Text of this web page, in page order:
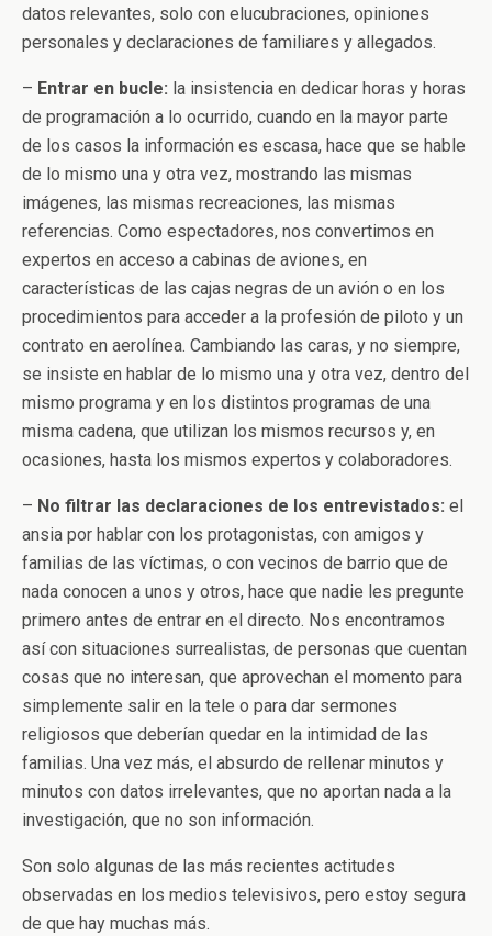
datos relevantes, solo con elucubraciones, opiniones
personales y declaraciones de familiares y allegados.
– Entrar en bucle: la insistencia en dedicar horas y horas
de programación a lo ocurrido, cuando en la mayor parte
de los casos la información es escasa, hace que se hable
de lo mismo una y otra vez, mostrando las mismas
imágenes, las mismas recreaciones, las mismas
referencias. Como espectadores, nos convertimos en
expertos en acceso a cabinas de aviones, en
características de las cajas negras de un avión o en los
procedimientos para acceder a la profesión de piloto y un
contrato en aerolínea. Cambiando las caras, y no siempre,
se insiste en hablar de lo mismo una y otra vez, dentro del
mismo programa y en los distintos programas de una
misma cadena, que utilizan los mismos recursos y, en
ocasiones, hasta los mismos expertos y colaboradores.
– No filtrar las declaraciones de los entrevistados: el
ansia por hablar con los protagonistas, con amigos y
familias de las víctimas, o con vecinos de barrio que de
nada conocen a unos y otros, hace que nadie les pregunte
primero antes de entrar en el directo. Nos encontramos
así con situaciones surrealistas, de personas que cuentan
cosas que no interesan, que aprovechan el momento para
simplemente salir en la tele o para dar sermones
religiosos que deberían quedar en la intimidad de las
familias. Una vez más, el absurdo de rellenar minutos y
minutos con datos irrelevantes, que no aportan nada a la
investigación, que no son información.
Son solo algunas de las más recientes actitudes
observadas en los medios televisivos, pero estoy segura
de que hay muchas más.